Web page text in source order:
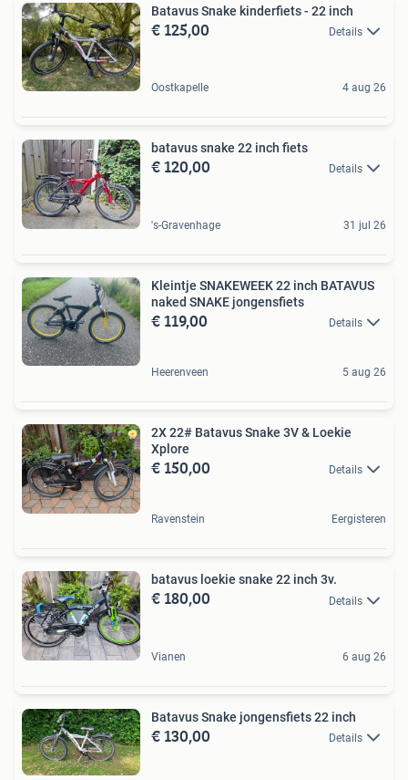
Batavus Snake kinderfiets - 22 inch
€ 125,00 Details
Oostkapelle 4 aug 26
batavus snake 22 inch fiets
€ 120,00 Details
's-Gravenhage 31 jul 26
Kleintje SNAKEWEEK 22 inch BATAVUS
naked SNAKE jongensfiets
€ 119,00 Details
Heerenveen 5 aug 26
2X 22# Batavus Snake 3V & Loekie
Xplore
€ 150,00 Details
Ravenstein Eergisteren
batavus loekie snake 22 inch 3v.
€ 180,00 Details
Vianen 6 aug 26
Batavus Snake jongensfiets 22 inch
€ 130,00 Details